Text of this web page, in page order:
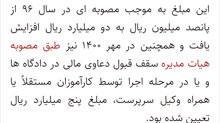
این مبلغ به موجب مصوبه ای در سال ۹۶ از
پانصد میلیون ریال به دو میلیارد ریال افزایش
یافت و همچنین در مهر ۱۴۰۰ نیز
طبق مصوبه
هیات مدیره سقف قبول دعاوی مالی در دادگاه ها
و یا در مرحله اجرا توسط کارآموزان مستقلاً یا
همراه وکیل سرپرست، مبلغ پنج میلیارد ریال
تعیین شده بود.